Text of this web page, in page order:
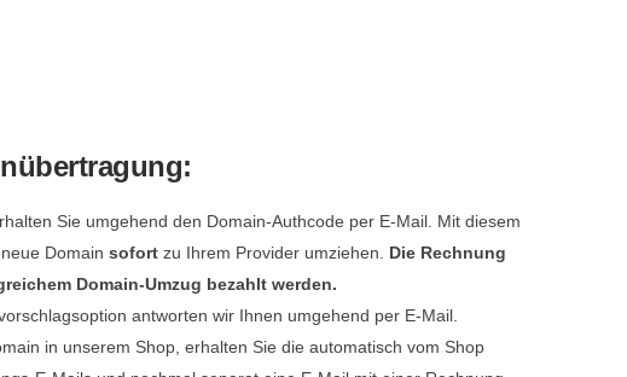
Sie umgehend den Domain-Authcode per E-Mail. Mit diesem
Domain sofort zu Ihrem Provider umziehen. Die Rechnung
Domain-Umzug bezahlt werden.
antworten wir Ihnen umgehend per E-Mail.
in unserem Shop, erhalten Sie die automatisch vom Shop